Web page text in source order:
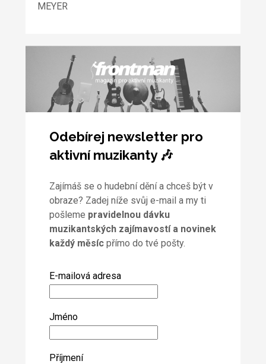
MEYER
Odebírej newsletter pro
aktivní muzikanty 🎶
Zajímáš se o hudební dění a chceš být v
obraze? Zadej níže svůj e-mail a my ti
pošleme pravidelnou dávku
muzikantských zajímavostí a novinek
každý měsícpřímo do tvé pošty.
E-mailová adresa
Jméno
Příjmení